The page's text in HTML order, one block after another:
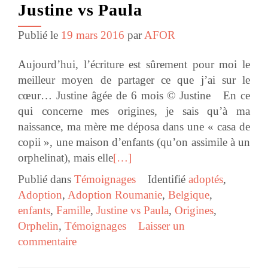
Justine vs Paula
Publié le 19 mars 2016 parAFOR
Aujourd’hui, l’écriture est sûrement pour moi le
meilleur moyen de partager ce que j’ai sur le
cœur… Justine âgée de 6 mois © Justine En ce
qui concerne mes origines, je sais qu’à ma
naissance, ma mère me déposa dans une « casa de
copii », une maison d’enfants (qu’on assimile à un
orphelinat), mais elle[…]
Publié dans Témoignages Identifié adoptés,
Adoption, Adoption Roumanie, Belgique,
enfants, Famille, Justine vs Paula, Origines,
Orphelin, Témoignages
Laisser un
commentaire